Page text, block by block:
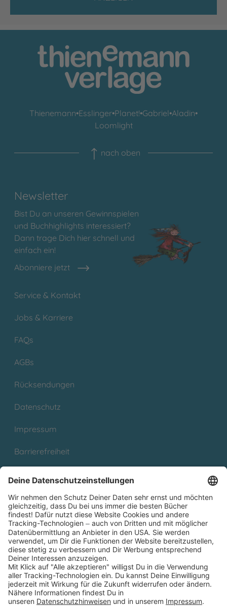
Thienemann•Esslinger•Planet!•Gabriel•Aladin•
Loomlight
nach oben
Newsletter
Bist Du an unseren Gewinnspielen
und Buchhighlights interessiert?
Dann trage Dich hier schnell und
einfach ein!
Abonniere jetzt
Service & Kontakt
Jobs & Karriere
FAQs
AGBs
Rücksendungen
Datenschutz
Impressum
Barrierefreiheit
Partnerprogramm (Affiliate)
Folge uns auf
* Versandkostenfrei ab 9,00 € Bestellwert innerhalb
Deutschlands